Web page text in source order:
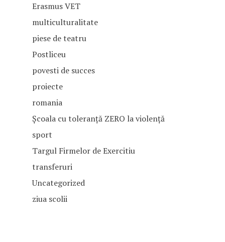
Erasmus VET
multiculturalitate
piese de teatru
Postliceu
povesti de succes
proiecte
romania
Școala cu toleranță ZERO la violență
sport
Targul Firmelor de Exercitiu
transferuri
Uncategorized
ziua scolii